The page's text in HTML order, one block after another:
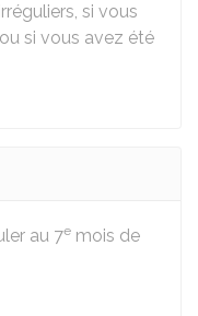
si vous
si vous avez été
au 7e mois de